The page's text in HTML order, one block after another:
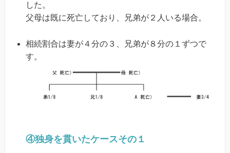
した。
父母は既に死亡しており、兄弟が２人いる場合。
相続割合は妻が４分の３、兄弟が８分の１ずつで
す。
④独身を貫いたケースその１